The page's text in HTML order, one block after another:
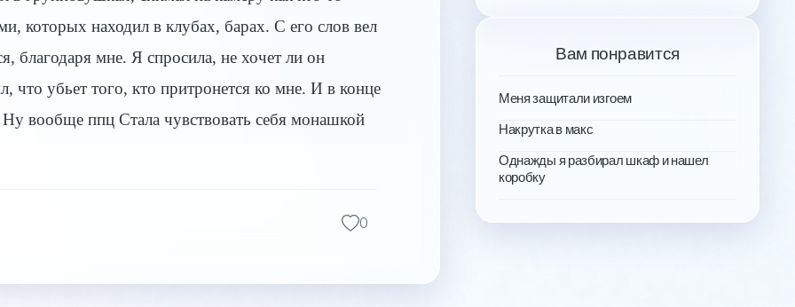
которых находил в клубах, барах. С его слов вел
благодаря мне. Я спросила, не хочет ли он
что убьет того, кто притронется ко мне. И в конце
вообще ппц Стала чувствовать себя монашкой
0
Вам понравится
Меня защитали изгоем
Накрутка в макс
Однажды я разбирал шкаф и нашел
коробку